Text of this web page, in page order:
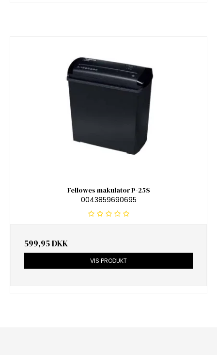
Fellowes makulator P-25S
0043859690695
599,95 DKK
VIS PRODUKT